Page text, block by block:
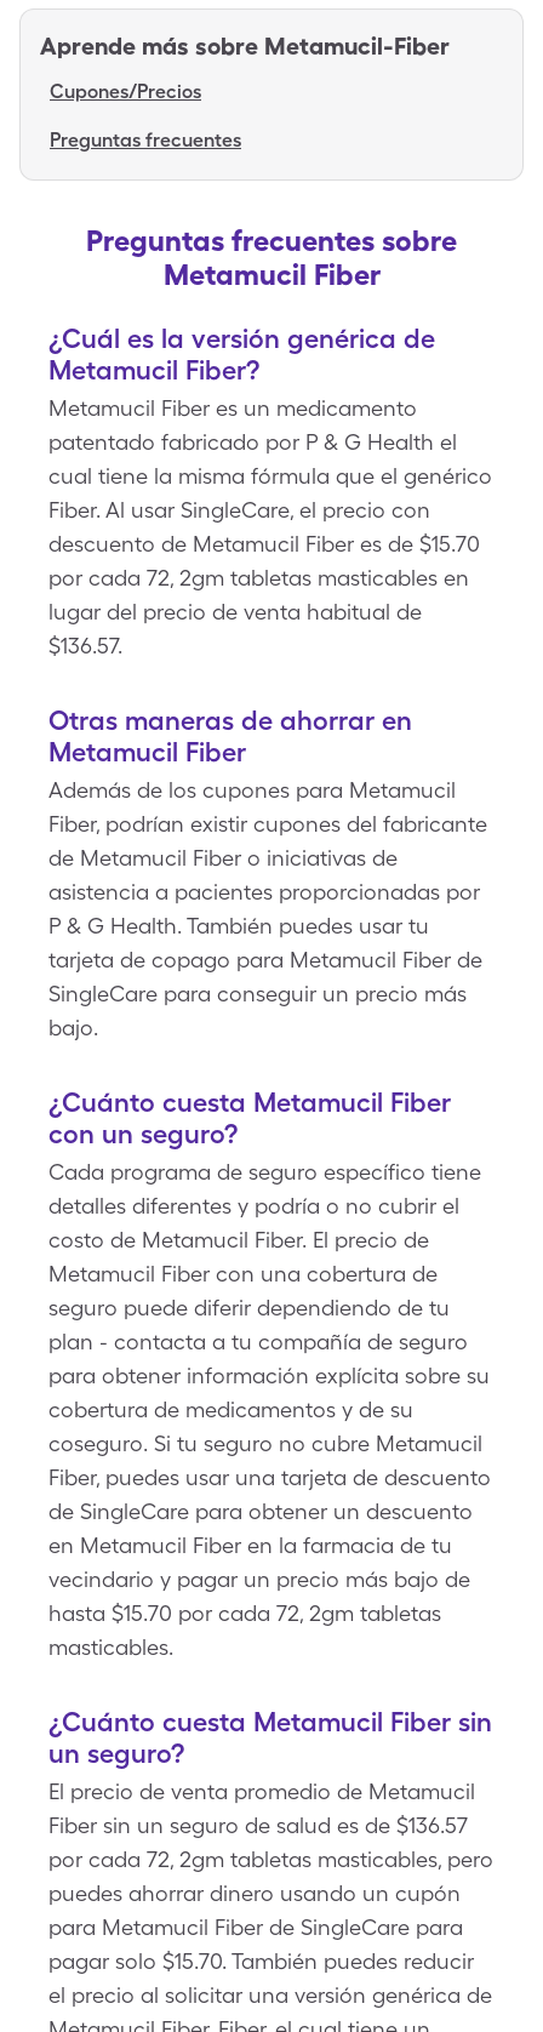
Aprende más sobre Metamucil-Fiber
Cupones/Precios
Preguntas frecuentes
Preguntas frecuentes sobre
Metamucil Fiber
¿Cuál es la versión genérica de
Metamucil Fiber?
Metamucil Fiber es un medicamento
patentado fabricado por P & G Health el
cual tiene la misma fórmula que el genérico
Fiber. Al usar SingleCare, el precio con
descuento de Metamucil Fiber es de $15.70
por cada 72, 2gm tabletas masticables en
lugar del precio de venta habitual de
$136.57.
Otras maneras de ahorrar en
Metamucil Fiber
Además de los cupones para Metamucil
Fiber, podrían existir cupones del fabricante
de Metamucil Fiber o iniciativas de
asistencia a pacientes proporcionadas por
P & G Health. También puedes usar tu
tarjeta de copago para Metamucil Fiber de
SingleCare para conseguir un precio más
bajo.
¿Cuánto cuesta Metamucil Fiber
con un seguro?
Cada programa de seguro específico tiene
detalles diferentes y podría o no cubrir el
costo de Metamucil Fiber. El precio de
Metamucil Fiber con una cobertura de
seguro puede diferir dependiendo de tu
plan - contacta a tu compañía de seguro
para obtener información explícita sobre su
cobertura de medicamentos y de su
coseguro. Si tu seguro no cubre Metamucil
Fiber, puedes usar una tarjeta de descuento
de SingleCare para obtener un descuento
en Metamucil Fiber en la farmacia de tu
vecindario y pagar un precio más bajo de
hasta $15.70 por cada 72, 2gm tabletas
masticables.
¿Cuánto cuesta Metamucil Fiber sin
un seguro?
El precio de venta promedio de Metamucil
Fiber sin un seguro de salud es de $136.57
por cada 72, 2gm tabletas masticables, pero
puedes ahorrar dinero usando un cupón
para Metamucil Fiber de SingleCare para
pagar solo $15.70. También puedes reducir
el precio al solicitar una versión genérica de